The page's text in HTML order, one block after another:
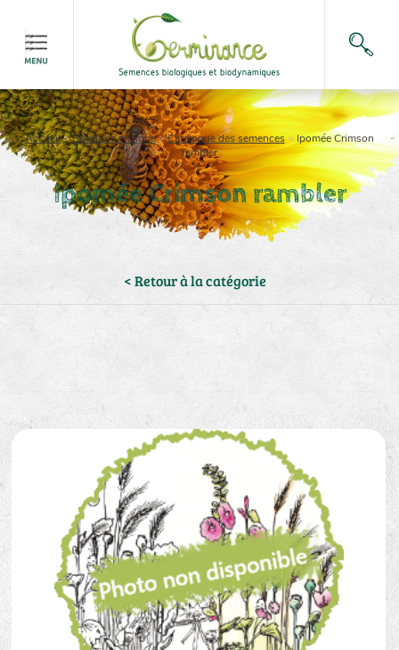
Accueil>Boutique en ligne>Catalogue des semences> Ipomée Crimson
rambler
Ipomée Crimson rambler
< Retour à la catégorie